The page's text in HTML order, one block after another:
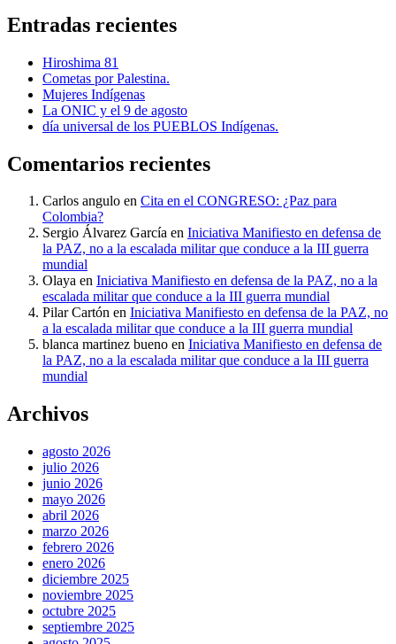
Entradas recientes
Hiroshima 81
Cometas por Palestina.
Mujeres Indígenas
La ONIC y el 9 de agosto
día universal de los PUEBLOS Indígenas.
Comentarios recientes
Carlos angulo en Cita en el CONGRESO: ¿Paz para
Colombia?
Sergio Álvarez García en Iniciativa Manifiesto en defensa de
la PAZ, no a la escalada militar que conduce a la III guerra
mundial
Olaya en Iniciativa Manifiesto en defensa de la PAZ, no a la
escalada militar que conduce a la III guerra mundial
Pilar Cartón en Iniciativa Manifiesto en defensa de la PAZ, no
a la escalada militar que conduce a la III guerra mundial
blanca martinez bueno en Iniciativa Manifiesto en defensa de
la PAZ, no a la escalada militar que conduce a la III guerra
mundial
Archivos
agosto 2026
julio 2026
junio 2026
mayo 2026
abril 2026
marzo 2026
febrero 2026
enero 2026
diciembre 2025
noviembre 2025
octubre 2025
septiembre 2025